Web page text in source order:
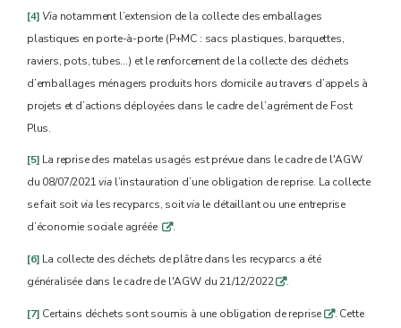
[4] Vianotamment l’extension de la collecte des emballages
plastiques en porte-à-porte (P+MC : sacs plastiques, barquettes,
raviers, pots, tubes…) et le renforcement de la collecte des déchets
d’emballages ménagers produits hors domicile au travers d’appels à
projets et d’actions déployées dans le cadre de l’agrément de Fost
Plus.
[5] La reprise des matelas usagés est prévue dans le cadre de l'AGW
du 08/07/2021via l’instauration d’une obligation de reprise. La collecte
se fait soitvia les recyparcs, soitviale détaillant ou une entreprise
d’économie sociale agrééeq.
[6] La collecte des déchets de plâtre dans les recyparcs a été
généralisée dans le cadre de l'AGW du 21/12/2022q.
[7] Certains déchets sont soumis à une obligation de repriseq. Cette